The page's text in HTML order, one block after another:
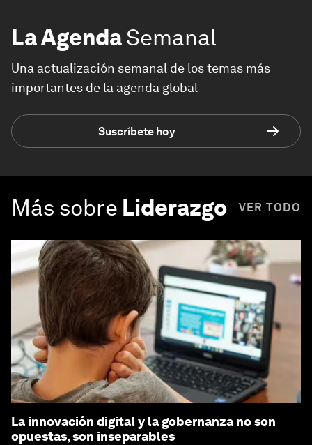
La AgendaSemanal
Una actualización semanal de los temas más
importantes de la agenda global
Suscríbete hoy
Más sobre Liderazgo VER TODO
La innovación digital y la gobernanza no son
opuestas, son inseparables